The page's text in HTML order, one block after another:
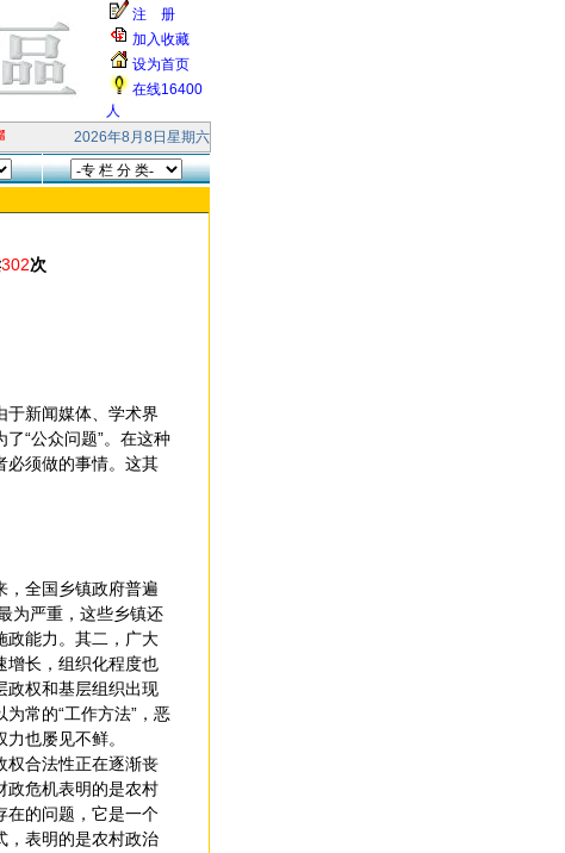
注 册
加入收藏
设为首页
在线16400
人
快乐！ 本站受到大量的无效smtp连接和垃圾邮件的攻击，响应缓慢，请各位网友见
2026年8月8日星期六
302次
于新闻媒体、学术界
“公众问题”。在这种
必须做的事情。这其
，全国乡镇政府普遍
为严重，这些乡镇还
政能力。其二，广大
增长，组织化程度也
政权和基层组织出现
常的“工作方法”，恶
也屡见不鲜。
权合法性正在逐渐丧
政危机表明的是农村
在的问题，它是一个
，表明的是农村政治